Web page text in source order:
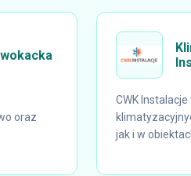
oraz
CWK
jak i w